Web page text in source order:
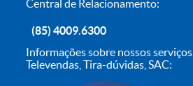
Central de Relacionamento:
(85) 4009.6300
Informações sobre nossos serviços,
Televendas, Tira-dúvidas, SAC: